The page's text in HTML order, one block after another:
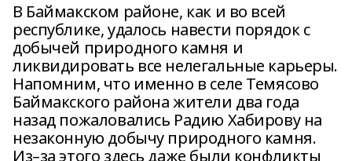
В Баймакском районе, как и во всей
республике, удалось навести порядок с
добычей природного камня и
ликвидировать все нелегальные карьеры.
Напомним, что именно в селе Темясово
Баймакского района жители два года
назад пожаловались Радию Хабирову на
незаконную добычу природного камня.
Из–за этого здесь даже были конфликты